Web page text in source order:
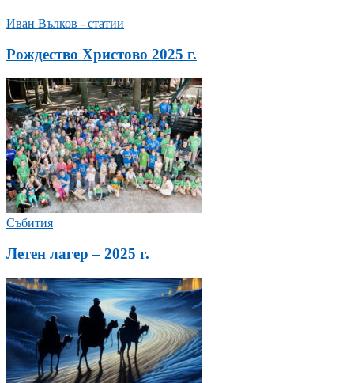
Иван Вълков - статии
Рождество Христово 2025 г.
Събития
Летен лагер – 2025 г.